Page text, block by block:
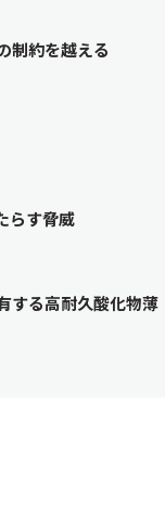
制約を越える
らす脅威
する高耐久酸化物薄